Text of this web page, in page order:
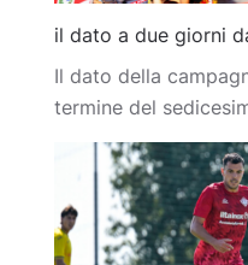
il dato a due giorni
Il dato della
termine del